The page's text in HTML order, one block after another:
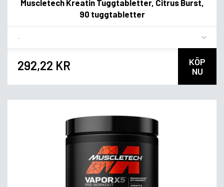
Muscletech Kreatin Tuggtabletter, Citrus Burst,
90 tuggtabletter
292,22 KR
KÖP
NU